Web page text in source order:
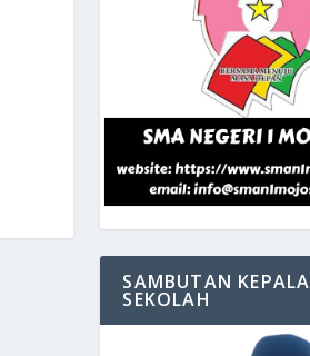
SAMBUTAN KEPALA
SEKOLAH